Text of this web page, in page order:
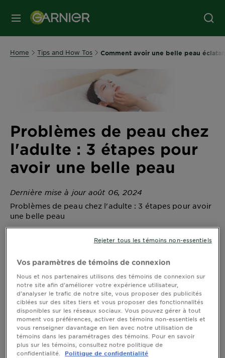
MENU
Home Tips and How Tos Comment avoir une belle peau
Problèmes de peau chez
l'adulte : 3 étapes pour
avoir une belle peau
Dernière mise à jour août 06, 2024
Problèmes de peau chez l'adulte : 3 étapes pour avoir
une belle peau
réservés aux adolescents, attention : de l’acné aux
rides et aux taches, les problèmes de peau peuvent
se frayer un chemin dans votre vie aussi tôt que
dans la vingtaine. C’est pourquoi vous devriez
adapter votre routine de soins de peau selon votre
âge. Voici trois façons de prendre soin des
problèmes de peau chez l’adulte.
1. Nettoyez et exfoliez votre peau
Vos paramètres de témoins de connexion
Nous et nos partenaires utilisons des témoins de connexion sur
notre site afin d’améliorer votre expérience utilisateur,
d’analyser le trafic de notre site, vous proposer des publicités
ciblées sur des sites tiers et vous proposer des fonctionnalités
disponibles sur les réseaux sociaux. Vous pouvez gérer à tout
moment vos préférences, activer des témoins non-essentiels et
vous renseigner davantage en lien avec notre utilisation de
témoins dans les paramétrages des témoins. Pour en savoir
plus sur les témoins, consultez notre politique de
confidentialité.
Politique de confidentialité
Rejeter tous les témoins non-essentiels